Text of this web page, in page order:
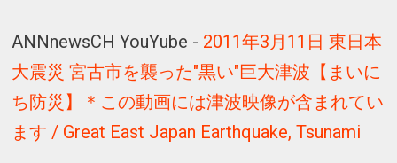
ANNnewsCH YouYube - 2011年3月11日 東日本
大震災 宮古市を襲った"黒い"巨大津波【まいに
ち防災】＊この動画には津波映像が含まれてい
ます / Great East Japan Earthquake, Tsunami